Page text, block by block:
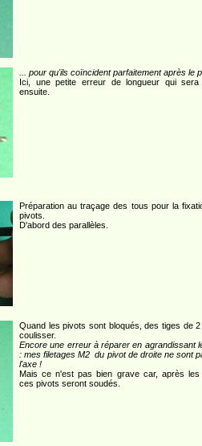
... pour qu'ils coïncident parfaitement après le
Ici, une petite erreur de longueur qui sera
ensuite.
Préparation au traçage des tous pour la
pivots.
D'abord des parallèles.
Quand les pivots sont bloqués, des tiges de
coulisser.
Encore une erreur à réparer en agrandissant
: mes filetages M2 du pivot de droite ne sont
l'axe !
Mais ce n'est pas bien grave car, après les
ces pivots seront soudés.